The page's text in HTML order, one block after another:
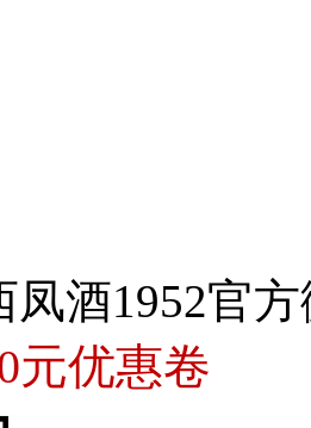
凤酒1952官
元优惠卷